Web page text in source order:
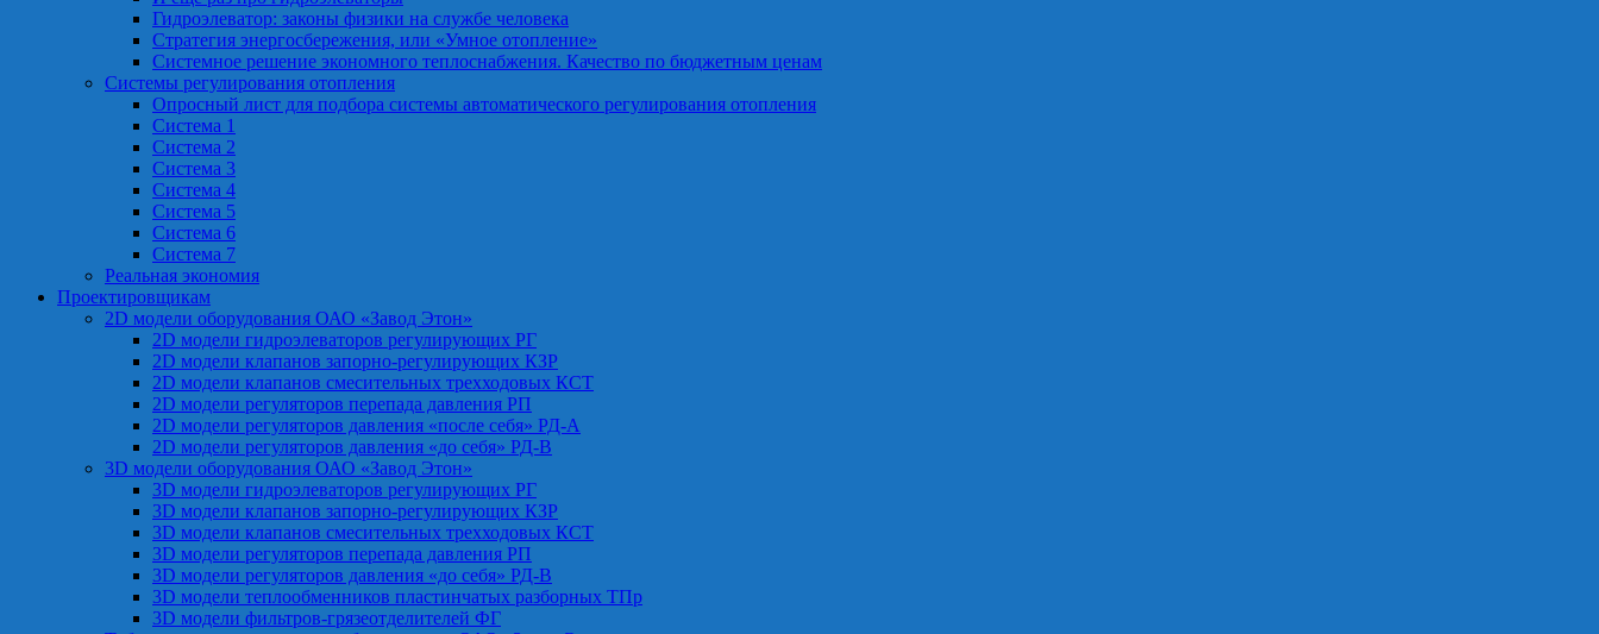
Гидроэлеватор: законы физики на службе человека
Стратегия энергосбережения, или «Умное отопление»
Системное решение экономного теплоснабжения. Качество по бюджетным ценам
Системы регулирования отопления
Опросный лист для подбора системы автоматического регулирования отопления
Система 1
Система 2
Система 3
Система 4
Система 5
Система 6
Система 7
Реальная экономия
Проектировщикам
2D модели оборудования ОАО «Завод Этон»
2D модели гидроэлеваторов регулирующих РГ
2D модели клапанов запорно-регулирующих КЗР
2D модели клапанов смесительных трехходовых КСТ
2D модели регуляторов перепада давления РП
2D модели регуляторов давления «после себя» РД-А
2D модели регуляторов давления «до себя» РД-В
3D модели оборудования ОАО «Завод Этон»
3D модели гидроэлеваторов регулирующих РГ
3D модели клапанов запорно-регулирующих КЗР
3D модели клапанов смесительных трехходовых КСТ
3D модели регуляторов перепада давления РП
3D модели регуляторов давления «до себя» РД-В
3D модели теплообменников пластинчатых разборных ТПр
3D модели фильтров-грязеотделителей ФГ